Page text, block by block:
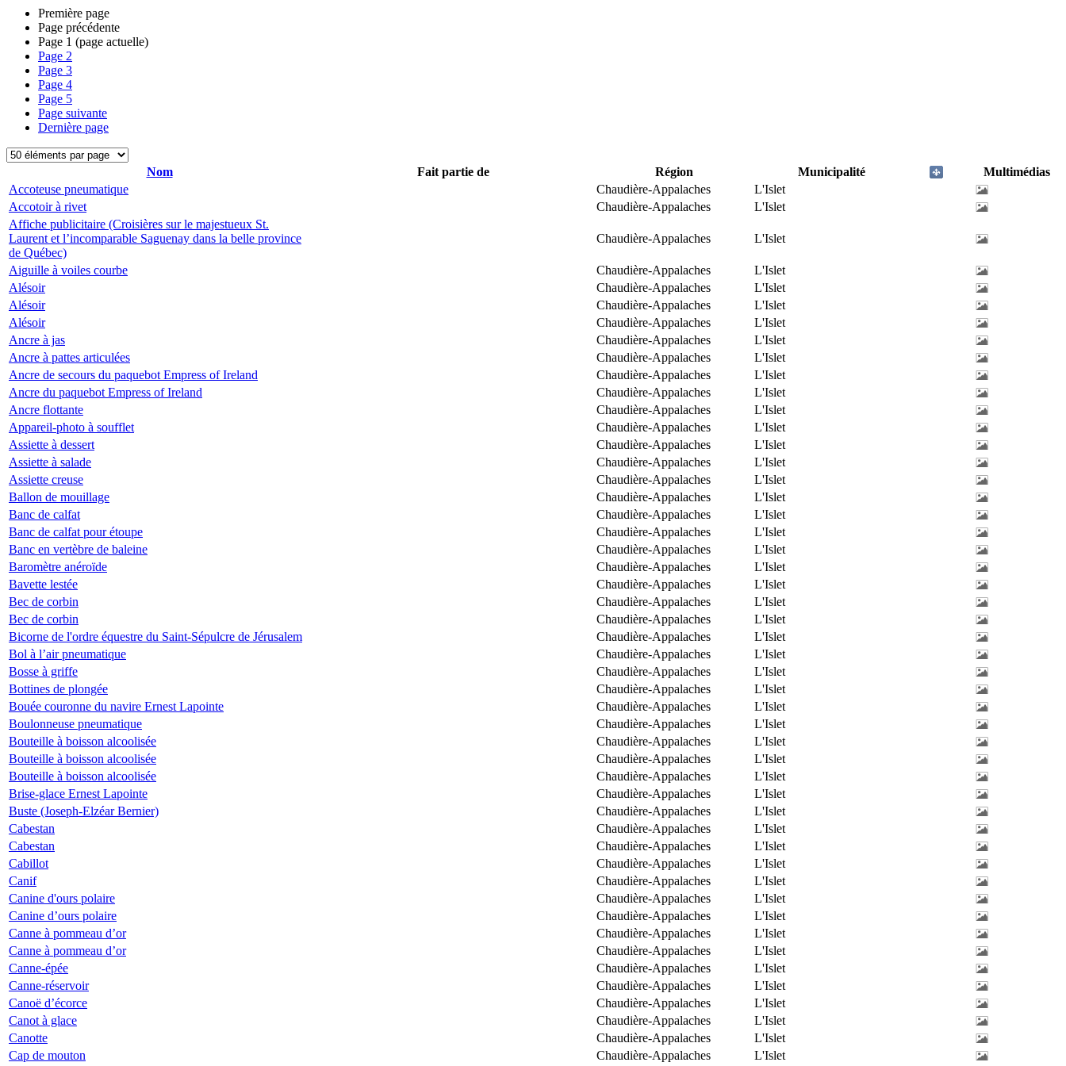
Première page
Page précédente
Page 1 (page actuelle)
Page 2
Page 3
Page 4
Page 5
Page suivante
Dernière page
Nom Fait partie de Région Municipalité
Multimédias
Accoteuse pneumatique
Chaudière-Appalaches
L'Islet
Accotoir à rivet
Chaudière-Appalaches
L'Islet
Affiche publicitaire (Croisières sur le majestueux St.
Laurent et l’incomparable Saguenay dans la belle province
de Québec)
Chaudière-Appalaches L'Islet
Aiguille à voiles courbe Chaudière-Appalaches
L'Islet
Alésoir
Chaudière-Appalaches
L'Islet
Alésoir
Chaudière-Appalaches
L'Islet
Alésoir
Chaudière-Appalaches
L'Islet
Ancre à jas
Chaudière-Appalaches
L'Islet
Ancre à pattes articulées
Chaudière-Appalaches
L'Islet
Ancre de secours du paquebot Empress of Ireland
Chaudière-Appalaches
L'Islet
Ancre du paquebot Empress of Ireland
Chaudière-Appalaches
L'Islet
Ancre flottante
Chaudière-Appalaches
L'Islet
Appareil-photo à soufflet
Chaudière-Appalaches
L'Islet
Assiette à dessert
Chaudière-Appalaches
L'Islet
Assiette à salade
Chaudière-Appalaches
L'Islet
Assiette creuse
Chaudière-Appalaches
L'Islet
Ballon de mouillage
Chaudière-Appalaches
L'Islet
Banc de calfat
Chaudière-Appalaches
L'Islet
Banc de calfat pour étoupe
Chaudière-Appalaches
L'Islet
Banc en vertèbre de baleine
Chaudière-Appalaches
L'Islet
Baromètre anéroïde
Chaudière-Appalaches
L'Islet
Bavette lestée
Chaudière-Appalaches
L'Islet
Bec de corbin
Chaudière-Appalaches
L'Islet
Bec de corbin
Chaudière-Appalaches
L'Islet
Bicorne de l'ordre équestre du Saint-Sépulcre de Jérusalem
Chaudière-Appalaches
L'Islet
Bol à l’air pneumatique
Chaudière-Appalaches
L'Islet
Bosse à griffe
Chaudière-Appalaches
L'Islet
Bottines de plongée
Chaudière-Appalaches
L'Islet
Bouée couronne du navire Ernest Lapointe
Chaudière-Appalaches
L'Islet
Boulonneuse pneumatique
Chaudière-Appalaches
L'Islet
Bouteille à boisson alcoolisée
Chaudière-Appalaches
L'Islet
Bouteille à boisson alcoolisée
Chaudière-Appalaches
L'Islet
Bouteille à boisson alcoolisée
Chaudière-Appalaches
L'Islet
Brise-glace Ernest Lapointe
Chaudière-Appalaches
L'Islet
Buste (Joseph-Elzéar Bernier)
Chaudière-Appalaches
L'Islet
Cabestan
Chaudière-Appalaches
L'Islet
Cabestan
Chaudière-Appalaches
L'Islet
Cabillot
Chaudière-Appalaches
L'Islet
Canif
Chaudière-Appalaches
L'Islet
Canine d'ours polaire
Chaudière-Appalaches
L'Islet
Canine d’ours polaire
Chaudière-Appalaches
L'Islet
Canne à pommeau d’or
Chaudière-Appalaches
L'Islet
Canne à pommeau d’or
Chaudière-Appalaches
L'Islet
Canne-épée
Chaudière-Appalaches
L'Islet
Canne-réservoir
Chaudière-Appalaches
L'Islet
Canoë d’écorce
Chaudière-Appalaches
L'Islet
Canot à glace
Chaudière-Appalaches
L'Islet
Canotte
Chaudière-Appalaches
L'Islet
Cap de mouton
Chaudière-Appalaches L'Islet